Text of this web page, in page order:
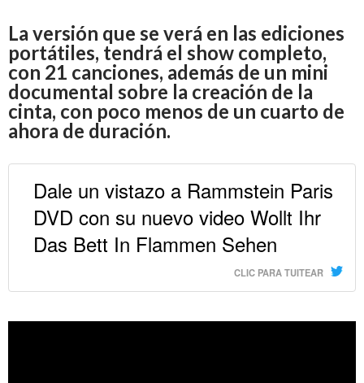
La versión que se verá en las ediciones
portátiles, tendrá el show completo,
con 21 canciones, además de un mini
documental sobre la creación de la
cinta, con poco menos de un cuarto de
ahora de duración.
Dale un vistazo a Rammstein Paris
DVD con su nuevo video Wollt Ihr
Das Bett In Flammen Sehen
CLIC PARA TUITEAR